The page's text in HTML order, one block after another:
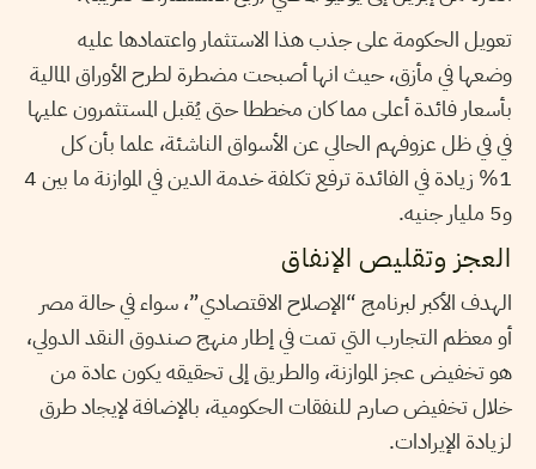
تعويل الحكومة على جذب هذا الاستثمار واعتمادها عليه
وضعها في مأزق، حيث انها أصبحت مضطرة لطرح الأوراق المالية
بأسعار فائدة أعلى مما كان مخططا حتى يُقبل المستثمرون عليها
في في ظل عزوفهم الحالي عن الأسواق الناشئة، علما بأن كل
1% زيادة في الفائدة ترفع تكلفة خدمة الدين في الموازنة ما بين 4
و5 مليار جنيه.
العجز وتقليص الإنفاق
الهدف الأكبر لبرنامج “الإصلاح الاقتصادي”، سواء في حالة مصر
أو معظم التجارب التي تمت في إطار منهج صندوق النقد الدولي،
هو تخفيض عجز الموازنة، والطريق إلى تحقيقه يكون عادة من
خلال تخفيض صارم للنفقات الحكومية، بالإضافة لإيجاد طرق
لزيادة الإيرادات.